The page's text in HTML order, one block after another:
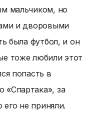
мальчиком, но
и дворовыми
была футбол, и он
тоже любили этот
попасть в
за
не приняли.